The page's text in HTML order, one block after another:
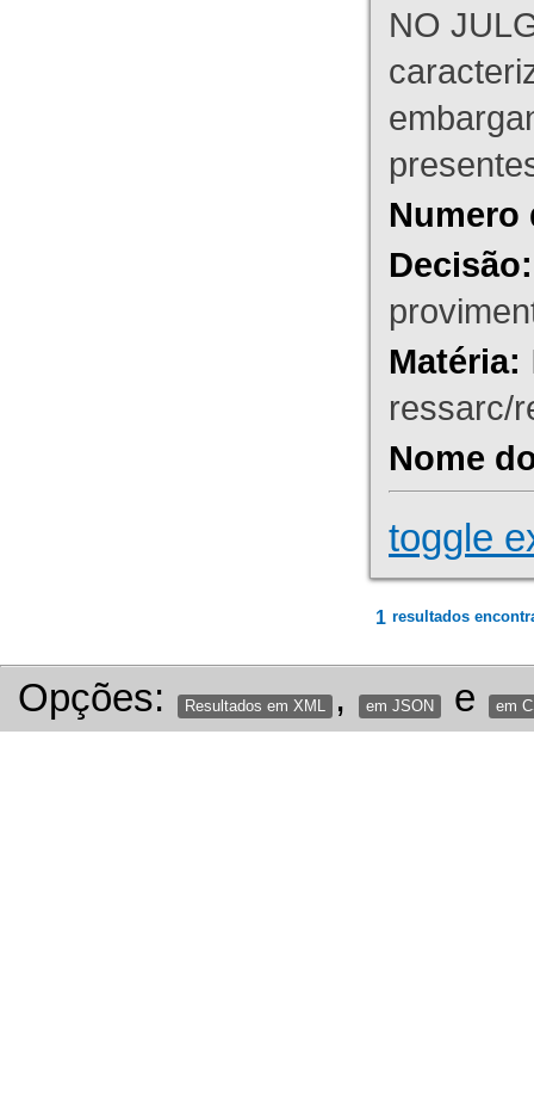
NO
Numero
Decisão:
Matéria:
ressarc/
Nome
toggle
1 resultados
Opções: Resultados em XML , em JSON e em